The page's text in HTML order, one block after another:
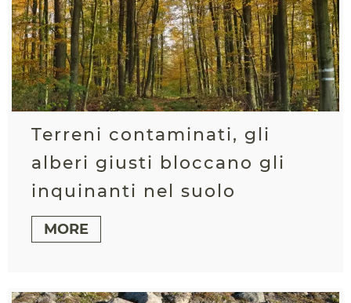
Terreni contaminati, gli
alberi giusti bloccano gli
inquinanti nel suolo
MORE